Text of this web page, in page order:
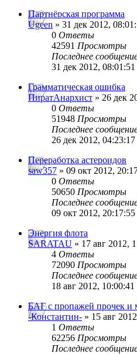
Партнёрская программа
Ugeen » 31 дек 2012,
0 Ответы
42591 Просмотры
Последнее
31 дек 2012, 08:01:51
Грамматическая ошибка
ПиратАнархист » 26 дек
0 Ответы
51948 Просмотры
Последнее
26 дек 2012, 04:23:17
Переработка астероидов
saw357 » 09 окт 2012,
0 Ответы
50650 Просмотры
Последнее
09 окт 2012, 20:17:55
Энергия флота
SARATAU » 17 авг 2012,
4 Ответы
72090 Просмотры
Последнее
18 авг 2012, 10:00:41
БАГ с пропажей прочек и
-Константин- » 15 авг
1 Ответы
62256 Просмотры
Последнее